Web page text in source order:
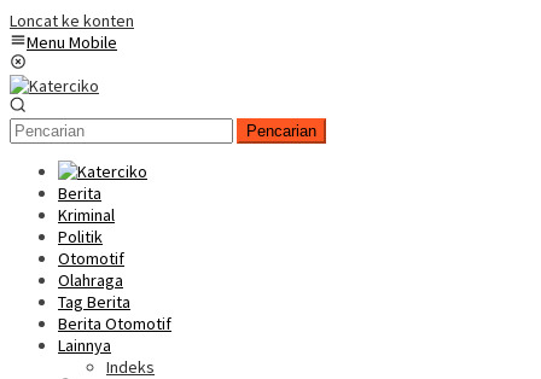
Loncat ke konten
Menu Mobile
Pencarian
Berita
Kriminal
Politik
Otomotif
Olahraga
Tag Berita
Berita Otomotif
Lainnya
Indeks